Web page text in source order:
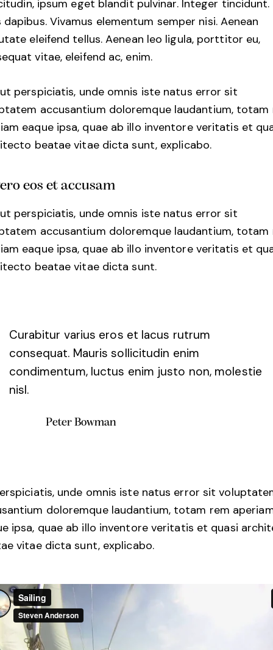
ipsum eget blandit pulvinar. Integer tincidunt.
dapibus. Vivamus elementum semper nisi. Aenean
eleifend tellus. Aenean leo ligula, porttitor eu,
vitae, eleifend ac, enim.
perspiciatis, unde omnis iste natus error sit
accusantium doloremque laudantium, totam
eaque ipsa, quae ab illo inventore veritatis et
beatae vitae dicta sunt, explicabo.
eos et accusam
perspiciatis, unde omnis iste natus error sit
accusantium doloremque laudantium, totam
eaque ipsa, quae ab illo inventore veritatis et
beatae vitae dicta sunt.
Curabitur varius eros et lacus rutrum
consequat. Mauris sollicitudin enim
condimentum, luctus enim justo non, molestie
nisl.
Peter Bowman
unde omnis iste natus error sit
doloremque laudantium, totam rem
ipsa, quae ab illo inventore veritatis et quasi
vitae dicta sunt, explicabo.